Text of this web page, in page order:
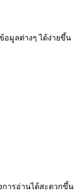
อมูลต่างๆ ได้ง่ายขึ้น
ารอ่านได้สะดวกขึ้น